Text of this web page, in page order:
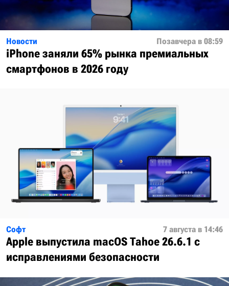
Новости Позавчера в 08:59
iPhone заняли 65% рынка премиальных
смартфонов в 2026 году
Софт 7 августа в 14:46
Apple выпустила macOS Tahoe 26.6.1 с
исправлениями безопасности